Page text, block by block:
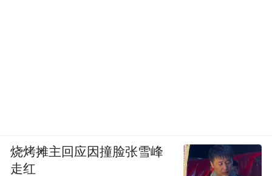
烧烤摊主回应因撞脸张雪峰
走红